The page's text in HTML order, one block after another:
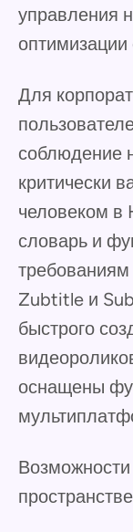
управления
оптимизации
Для
соблюдение
критически
человеком в
словарь и
Zubtitle и
быстрого
оснащены